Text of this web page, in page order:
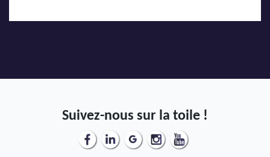
Suivez-nous sur la toile !